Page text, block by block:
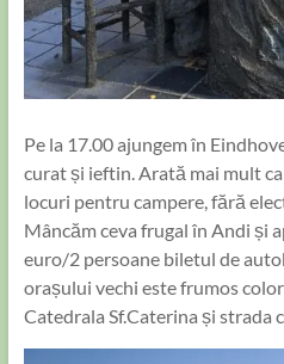
Pe la 17.00 ajungem în
curat și ieftin. Arată mai mult
locuri pentru campere, fără
Mâncăm ceva frugal în Andi și
euro/2 persoane biletul de
orașului vechi este frumos
Catedrala Sf.Caterina și strada